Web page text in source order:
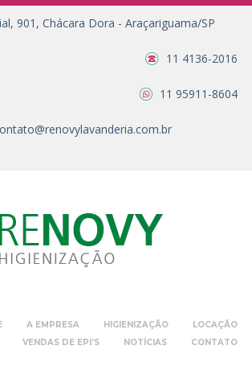
901, Chácara Dora - Araçariguama/SP
11 4136-2016
11 95911-8604
A EMPRESA HIGIENIZAÇÃO
LOCAÇÃO
VENDAS DE EPI’S
NOTÍCIAS CONTATO